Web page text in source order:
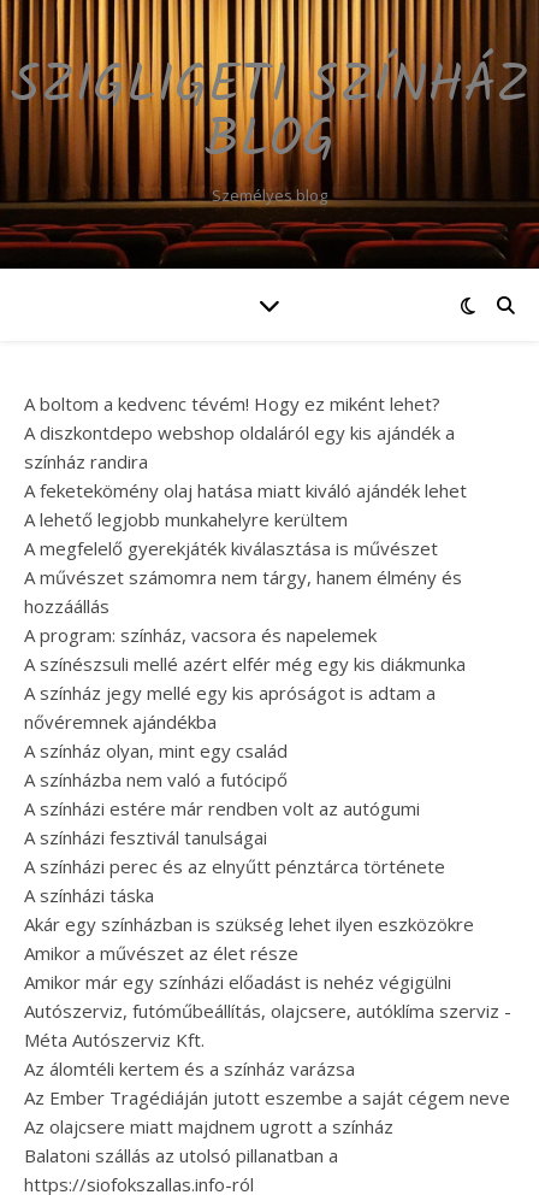
SZIGLIGETI SZÍNHÁZ
BLOG
Személyes blog
A boltom a kedvenc tévém! Hogy ez miként lehet?
A diszkontdepo webshop oldaláról egy kis ajándék a
színház randira
A feketekömény olaj hatása miatt kiváló ajándék lehet
A lehető legjobb munkahelyre kerültem
A megfelelő gyerekjáték kiválasztása is művészet
A művészet számomra nem tárgy, hanem élmény és
hozzáállás
A program: színház, vacsora és napelemek
A színészsuli mellé azért elfér még egy kis diákmunka
A színház jegy mellé egy kis apróságot is adtam a
nővéremnek ajándékba
A színház olyan, mint egy család
A színházba nem való a futócipő
A színházi estére már rendben volt az autógumi
A színházi fesztivál tanulságai
A színházi perec és az elnyűtt pénztárca története
A színházi táska
Akár egy színházban is szükség lehet ilyen eszközökre
Amikor a művészet az élet része
Amikor már egy színházi előadást is nehéz végigülni
Autószerviz, futóműbeállítás, olajcsere, autóklíma szerviz -
Méta Autószerviz Kft.
Az álomtéli kertem és a színház varázsa
Az Ember Tragédiáján jutott eszembe a saját cégem neve
Az olajcsere miatt majdnem ugrott a színház
Balatoni szállás az utolsó pillanatban a
https://siofokszallas.info-ról